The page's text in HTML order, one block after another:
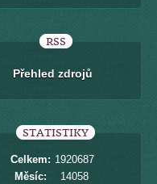
RSS
Přehled zdrojů
STATISTIKY
Celkem: 1920687
Měsíc:
14058